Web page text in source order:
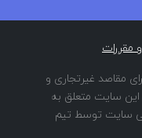
مقررات
مقاصد غیرتجاری و
این سایت متعلق به
سایت توسط تیم